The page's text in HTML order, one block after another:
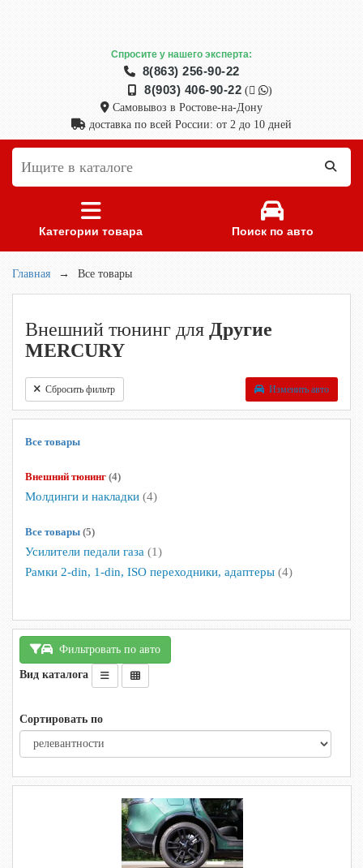
Спросите у нашего эксперта:
8(863) 256-90-22
8(903) 406-90-22 (
)
Самовывоз в Ростове-на-Дону
доставка по всей России: от 2 до 10 дней
Категории товара Поиск по авто
Главная → Все товары
Внешний тюнинг для Другие
MERCURY
Сбросить фильтр Изменить авто
Все товары
Внешний тюнинг (4)
Молдинги и накладки (4)
Все товары (5)
Усилители педали газа (1)
Рамки 2-din, 1-din, ISO переходники, адаптеры (4)
Фильтровать по авто
Вид каталога
Сортировать по